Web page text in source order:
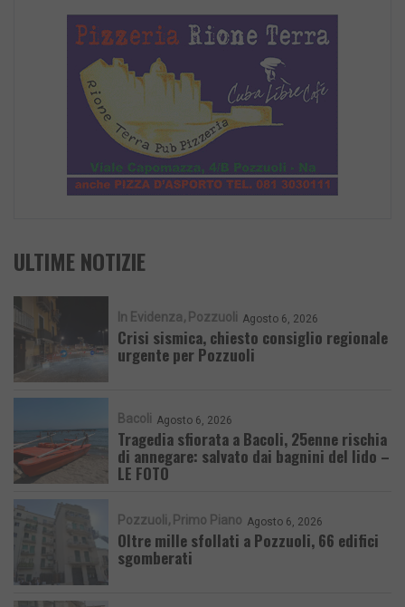
ULTIME NOTIZIE
In Evidenza Pozzuoli Agosto 6, 2026
Crisi sismica, chiesto consiglio regionale
urgente per Pozzuoli
Bacoli Agosto 6, 2026
Tragedia sfiorata a Bacoli, 25enne rischia
di annegare: salvato dai bagnini del lido –
LE FOTO
Pozzuoli Primo Piano Agosto 6, 2026
Oltre mille sfollati a Pozzuoli, 66 edifici
sgomberati